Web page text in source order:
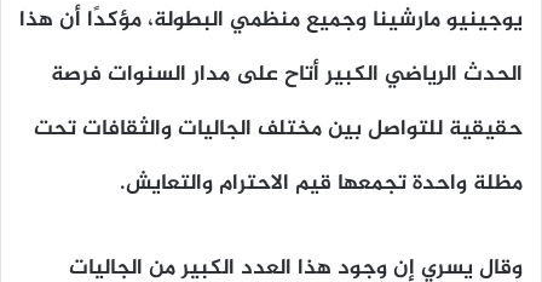
يوجينيو مارشينا وجميع منظمي البطولة، مؤكدًا أن هذا
الحدث الرياضي الكبير أتاح على مدار السنوات فرصة
حقيقية للتواصل بين مختلف الجاليات والثقافات تحت
مظلة واحدة تجمعها قيم الاحترام والتعايش.
وقال يسري إن وجود هذا العدد الكبير من الجاليات